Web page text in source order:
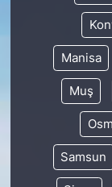
Manisa
Muş
Samsun